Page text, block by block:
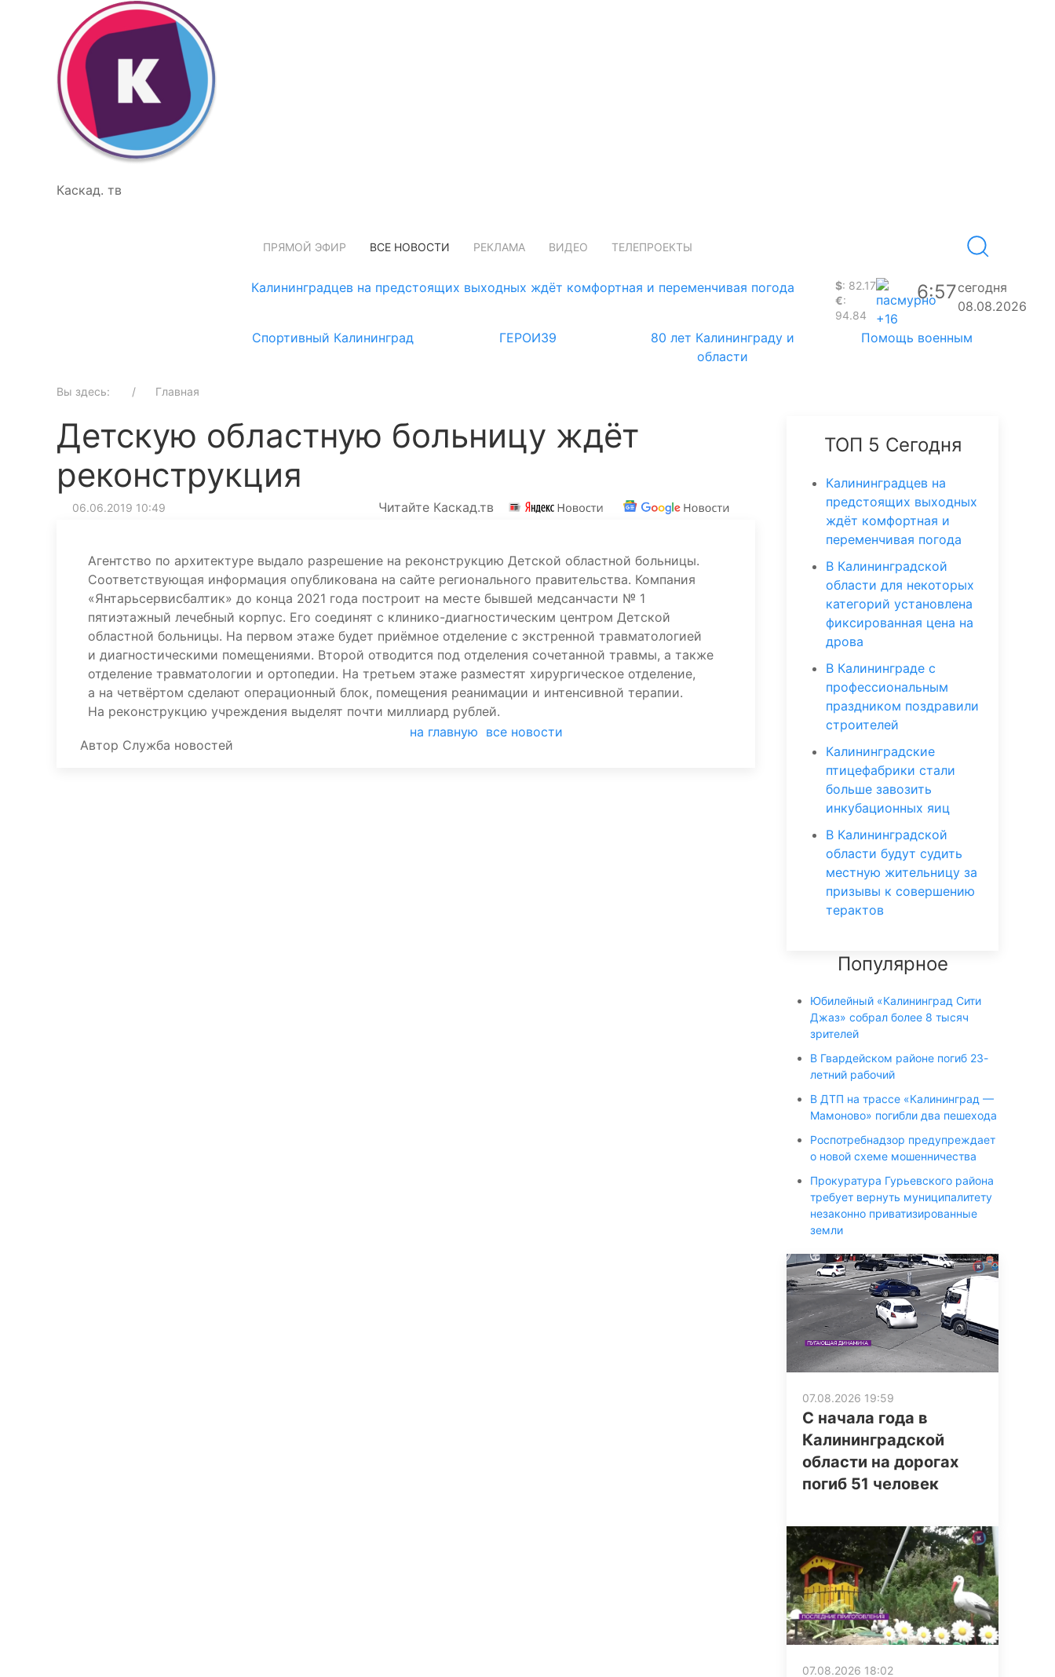
Каскад. тв
ПРЯМОЙ ЭФИР ВСЕ НОВОСТИ РЕКЛАМА ВИДЕО ТЕЛЕПРОЕКТЫ
Калининградцев на предстоящих выходных ждёт комфортная и переменчивая погода $: 82.17
€:
94.84
+16
6:57сегодня
08.08.2026
Спортивный Калининград
ГЕРОИ39
80 лет Калининграду и
области
Помощь военным
Вы здесь: Главная
Детскую областную больницу ждёт
реконструкция
06.06.2019 10:49 Читайте Каскад.тв
Агентство по архитектуре выдало разрешение на реконструкцию Детской областной больницы.
Соответствующая информация опубликована на сайте регионального правительства. Компания
«Янтарьсервисбалтик» до конца 2021 года построит на месте бывшей медсанчасти № 1
пятиэтажный лечебный корпус. Его соединят с клинико-диагностическим центром Детской
областной больницы. На первом этаже будет приёмное отделение с экстренной травматологией
и диагностическими помещениями. Второй отводится под отделения сочетанной травмы, а также
отделение травматологии и ортопедии. На третьем этаже разместят хирургическое отделение,
а на четвёртом сделают операционный блок, помещения реанимации и интенсивной терапии.
На реконструкцию учреждения выделят почти миллиард рублей.
Автор Служба новостей
на главную все новости
ТОП 5 Сегодня
Калининградцев на
предстоящих выходных
ждёт комфортная и
переменчивая погода
В Калининградской
области для некоторых
категорий установлена
фиксированная цена на
дрова
В Калининграде с
профессиональным
праздником поздравили
строителей
Калининградские
птицефабрики стали
больше завозить
инкубационных яиц
В Калининградской
области будут судить
местную жительницу за
призывы к совершению
терактов
Популярное
Юбилейный «Калининград Сити
Джаз» собрал более 8 тысяч
зрителей
В Гвардейском районе погиб 23-
летний рабочий
В ДТП на трассе «Калининград —
Мамоново» погибли два пешехода
Роспотребнадзор предупреждает
о новой схеме мошенничества
Прокуратура Гурьевского района
требует вернуть муниципалитету
незаконно приватизированные
земли
07.08.2026 19:59
С начала года в
Калининградской
области на дорогах
погиб 51 человек
07.08.2026 18:02